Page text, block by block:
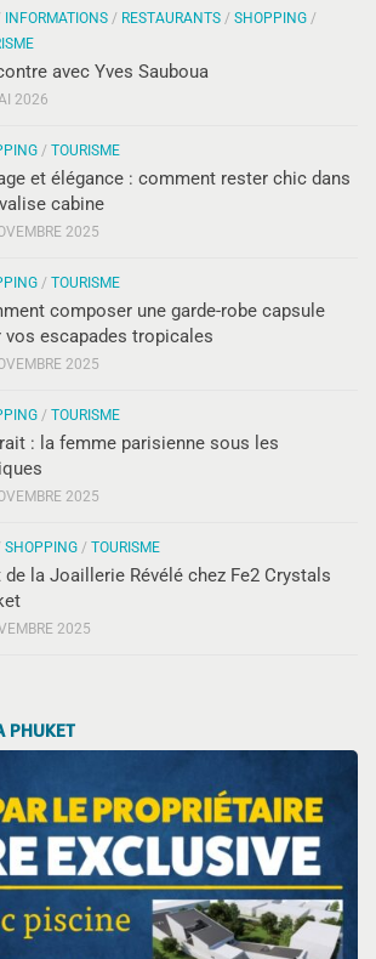
INFORMATIONS / RESTAURANTS / SHOPPING /
avec Yves Sauboua
2026
/ TOURISME
et élégance : comment rester chic dans
cabine
2025
/ TOURISME
composer une garde-robe capsule
vos escapades tropicales
2025
/ TOURISME
: la femme parisienne sous les
2025
SHOPPING / TOURISME
de la Joaillerie Révélé chez Fe2 Crystals
2025
PHUKET